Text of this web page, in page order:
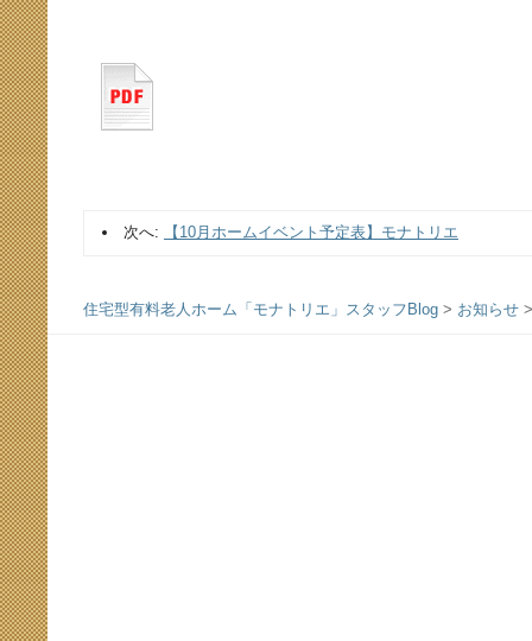
次へ: 【10月ホームイベント予定表】モナトリエ
住宅型有料老人ホーム「モナトリエ」スタッフBlog > お知らせ